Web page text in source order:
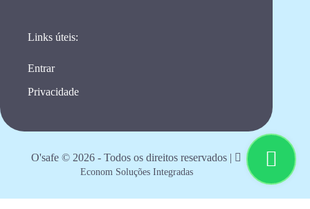
WhatsApp
Links úteis:
Entrar
Privacidade
O'safe © 2026 - Todos os direitos reservados |
Econom Soluções Integradas